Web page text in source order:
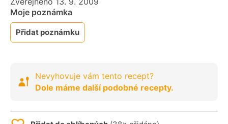
Moje poznámka
Přidat poznámku
Nevyhovuje vám tento recept?
Dole máme další podobné recepty.